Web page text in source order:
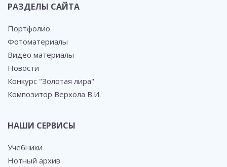
РАЗДЕЛЫ САЙТА
Портфолио
Фотоматериалы
Видео материалы
Новости
Конкурс "Золотая лира"
Композитор Верхола В.И.
НАШИ СЕРВИСЫ
Учебники
Нотный архив